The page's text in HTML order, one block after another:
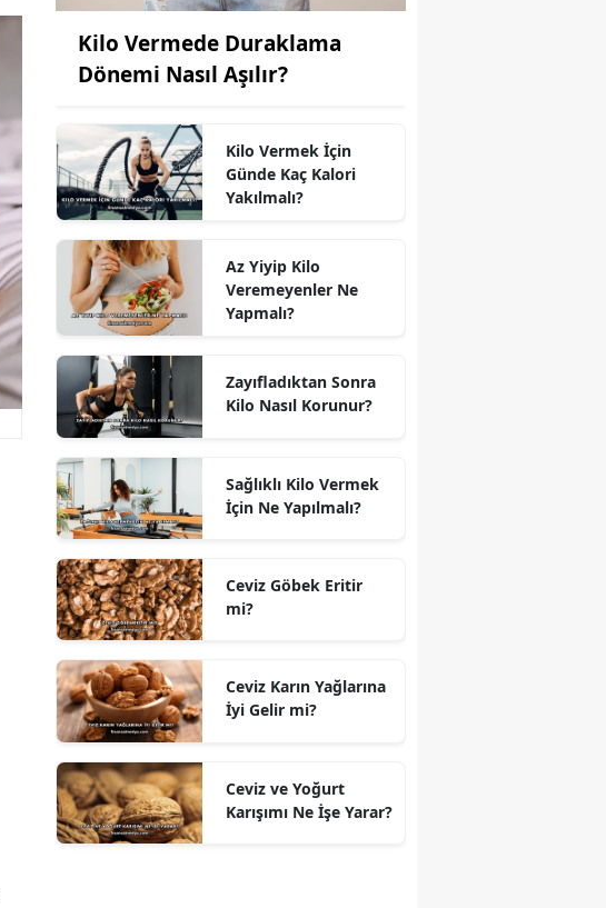
Kilo Vermede Duraklama
Dönemi Nasıl Aşılır?
Kilo Vermek İçin
Günde Kaç Kalori
Yakılmalı?
Az Yiyip Kilo
Veremeyenler Ne
Yapmalı?
Zayıfladıktan Sonra
Kilo Nasıl Korunur?
Sağlıklı Kilo Vermek
İçin Ne Yapılmalı?
Ceviz Göbek Eritir
mi?
Ceviz Karın Yağlarına
İyi Gelir mi?
Ceviz ve Yoğurt
Karışımı Ne İşe Yarar?